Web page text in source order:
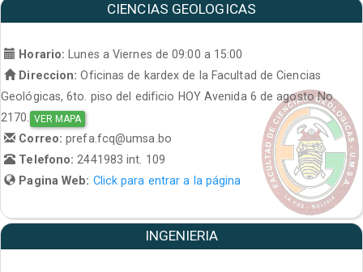
CIENCIAS GEOLOGICAS
Horario: Lunes a Viernes de 09:00 a 15:00
Direccion: Oficinas de kardex de la Facultad de Ciencias
Geológicas, 6to. piso del edificio HOY Avenida 6 de agosto No.
2170. VER MAPA
Correo:prefa.fcq@umsa.bo
Telefono:2441983 int. 109
Pagina Web: Click para entrar a la página
INGENIERIA